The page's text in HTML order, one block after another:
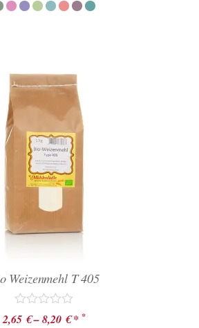
5
Weizenmehl T 405
Bewertet
mit
2,65 €–8,20 €* *